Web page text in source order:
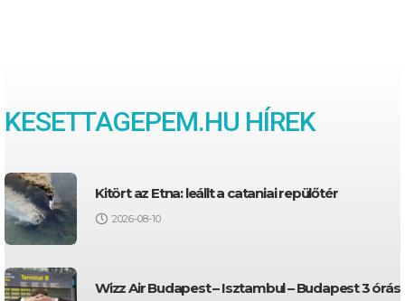
KESETTAGEPEM.HU HÍREK
Kitört az Etna: leállt a cataniai repülőtér
2026-08-10
Wizz Air Budapest – Isztambul – Budapest 3 órás